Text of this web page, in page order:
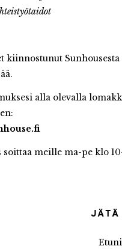
kiinnostunut
alla olevalla
soittaa meille ma-pe klo
JÄTÄ